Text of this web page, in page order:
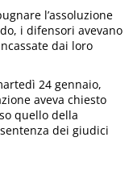
l’assoluzione
i difensori avevano
dai loro
24 gennaio,
aveva chiesto
quello della
dei giudici